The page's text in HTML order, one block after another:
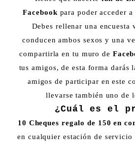
Facebook para poder acceder
Debes rellenar una encuesta
conducen ambos sexos y una
compartirla en tu muro de
tus amigos, de esta forma darás
amigos de participar en este
llevarse también uno de
¿Cuál es el
10 Cheques regalo de 150 en
en cualquier estación de servicio